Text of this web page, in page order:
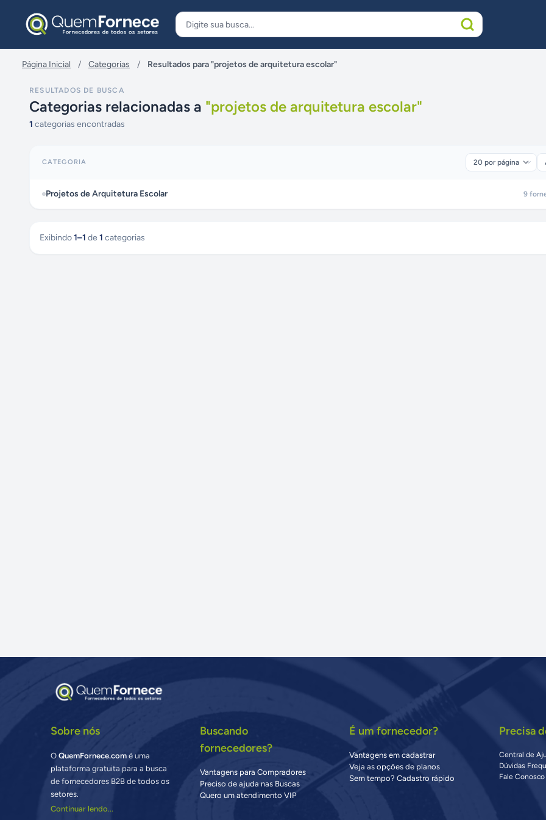
Página Inicial / Categorias / Resultados para "projetos de arquitetura escolar"
RESULTADOS DE BUSCA
Categorias relacionadas a "projetos de arquitetura escolar"
1 categorias encontradas
CATEGORIA
Projetos de Arquitetura Escolar 9
Exibindo1–1 de 1 categorias
Sobre nós
OQuemFornece.com é uma
plataforma gratuita para a busca
de fornecedores B2B de todos os
setores.
Continuar lendo...
Buscando
fornecedores?
Vantagens para Compradores
Preciso de ajuda nas Buscas
Quero um atendimento VIP
É um fornecedor?
Vantagens em cadastrar
Veja as opções de planos
Sem tempo? Cadastro rápido
Precisa
Central de
Dúvidas
Fale Conosco